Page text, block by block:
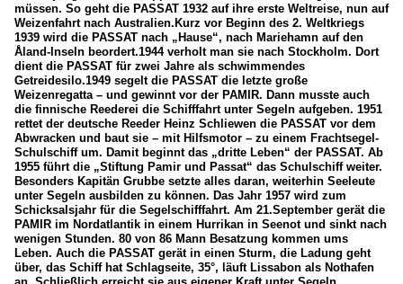
müssen. So geht die PASSAT 1932 auf ihre erste Weltreise, nun auf
Weizenfahrt nach Australien.Kurz vor Beginn des 2. Weltkriegs
1939 wird die PASSAT nach „Hause“, nach Mariehamn auf den
Åland-Inseln beordert.1944 verholt man sie nach Stockholm. Dort
dient die PASSAT für zwei Jahre als schwimmendes
Getreidesilo.1949 segelt die PASSAT die letzte große
Weizenregatta – und gewinnt vor der PAMIR. Dann musste auch
die finnische Reederei die Schifffahrt unter Segeln aufgeben. 1951
rettet der deutsche Reeder Heinz Schliewen die PASSAT vor dem
Abwracken und baut sie – mit Hilfsmotor – zu einem Frachtsegel-
Schulschiff um. Damit beginnt das „dritte Leben“ der PASSAT. Ab
1955 führt die „Stiftung Pamir und Passat“ das Schulschiff weiter.
Besonders Kapitän Grubbe setzte alles daran, weiterhin Seeleute
unter Segeln ausbilden zu können. Das Jahr 1957 wird zum
Schicksalsjahr für die Segelschifffahrt. Am 21.September gerät die
PAMIR im Nordatlantik in einem Hurrikan in Seenot und sinkt nach
wenigen Stunden. 80 von 86 Mann Besatzung kommen ums
Leben. Auch die PASSAT gerät in einen Sturm, die Ladung geht
über, das Schiff hat Schlagseite, 35°, läuft Lissabon als Nothafen